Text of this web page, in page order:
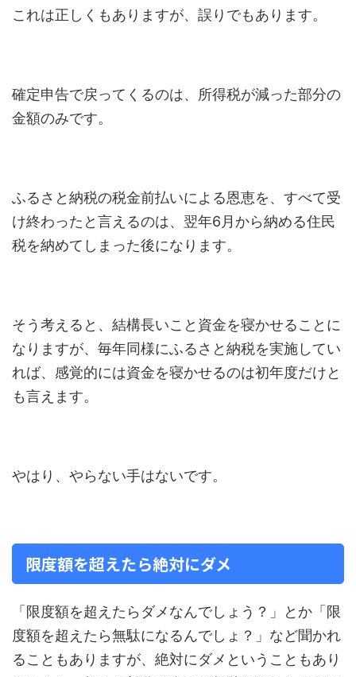
これは正しくもありますが、誤りでもあります。
確定申告で戻ってくるのは、所得税が減った部分の
金額のみです。
ふるさと納税の税金前払いによる恩恵を、すべて受
け終わったと言えるのは、翌年6月から納める住民
税を納めてしまった後になります。
そう考えると、結構長いこと資金を寝かせることに
なりますが、毎年同様にふるさと納税を実施してい
れば、感覚的には資金を寝かせるのは初年度だけと
も言えます。
やはり、やらない手はないです。
限度額を超えたら絶対にダメ
「限度額を超えたらダメなんでしょう？」とか「限
度額を超えたら無駄になるんでしょ？」など聞かれ
ることもありますが、絶対にダメということもあり